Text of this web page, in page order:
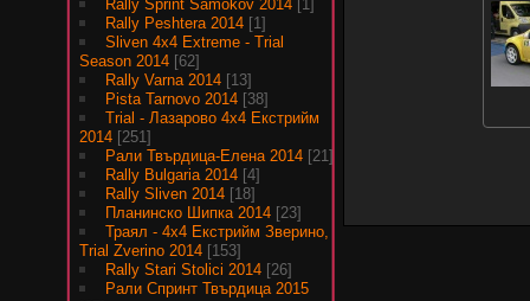
Rally Sprint Samokov 2014 [1]
Rally Peshtera 2014 [1]
Sliven 4x4 Extreme - Trial
Season 2014 [62]
Rally Varna 2014 [13]
Pista Tarnovo 2014 [38]
Trial - Лазарово 4х4 Екстрийм
2014 [251]
Рали Твърдица-Елена 2014 [21]
Rally Bulgaria 2014 [4]
Rally Sliven 2014 [18]
Планинско Шипка 2014 [23]
Траял - 4х4 Екстрийм Зверино,
Trial Zverino 2014 [153]
Rally Stari Stolici 2014 [26]
Рали Спринт Твърдица 2015